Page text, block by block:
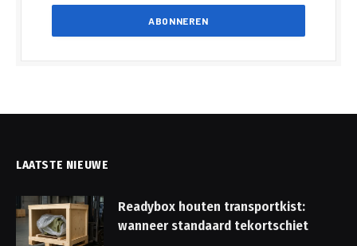
LAATSTE NIEUWE
Readybox houten transportkist:
wanneer standaard tekortschiet